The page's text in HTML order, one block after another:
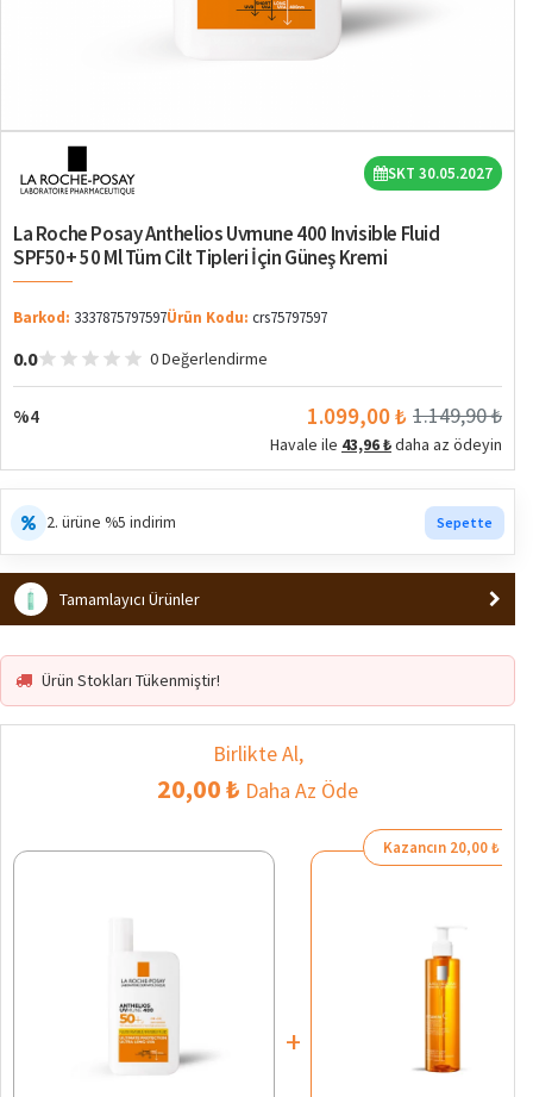
%4
SKT 30.05.2027
La Roche Posay Anthelios Uvmune 400 Invisible Fluid
SPF50+ 50 Ml Tüm Cilt Tipleri İçin Güneş Kremi
Barkod: 3337875797597Ürün Kodu: crs75797597
0.0 0 Değerlendirme
%4 1.099,00 ₺ 1.149,90 ₺
Havale ile 43,96 ₺daha az ödeyin
2. ürüne %5 indirim Sepette
Tamamlayıcı Ürünler
Ürün Stokları Tükenmiştir!
Birlikte Al,
20,00 ₺ Daha Az Öde
+
Kazancın 20,00 ₺